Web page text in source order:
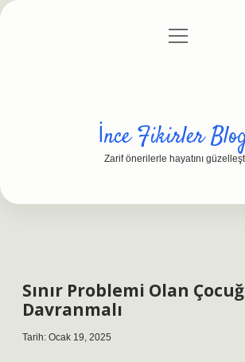
Gizlilik Politikası
menüyü
İnce Fikirler
Zarif önerilerle hayatını
Sınır Problemi Olan
Davranmalı
Tarih: Ocak 19, 2025